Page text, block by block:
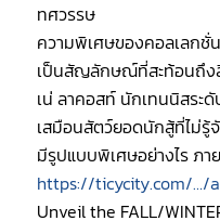
ทศวรรษ
ความพิเศษของคอลเลกชั่น
เป็นสัญลักษณ์ที่สะท้อนถึง
เน่ ลาคอสท์ นักเทนนิสระดั
เสมือนสัตว์ยอดนักสู้ที่ไม่รู้
มีรูปแบบพิเศษอย่างไร ภ
https://ticycity.com/…/
Unveil the FALL/